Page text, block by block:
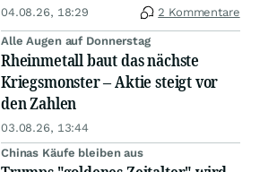
04.08.26, 18:29 2 Kommentare
Alle Augen auf Donnerstag
Rheinmetall baut das nächste
Kriegsmonster – Aktie steigt vor
den Zahlen
03.08.26, 13:44
Chinas Käufe bleiben aus